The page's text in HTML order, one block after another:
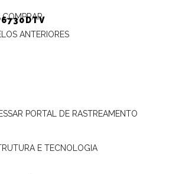
COMPRAR
ANTERIORES
PORTAL DE RASTREAMENTO
E TECNOLOGIA